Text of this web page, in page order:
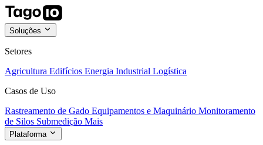
Soluções
Setores
Agricultura Edifícios Energia Industrial Logística
Casos de Uso
Rastreamento de Gado Equipamentos e Maquinário Monitoramento
de Silos Submedição Mais
Plataforma